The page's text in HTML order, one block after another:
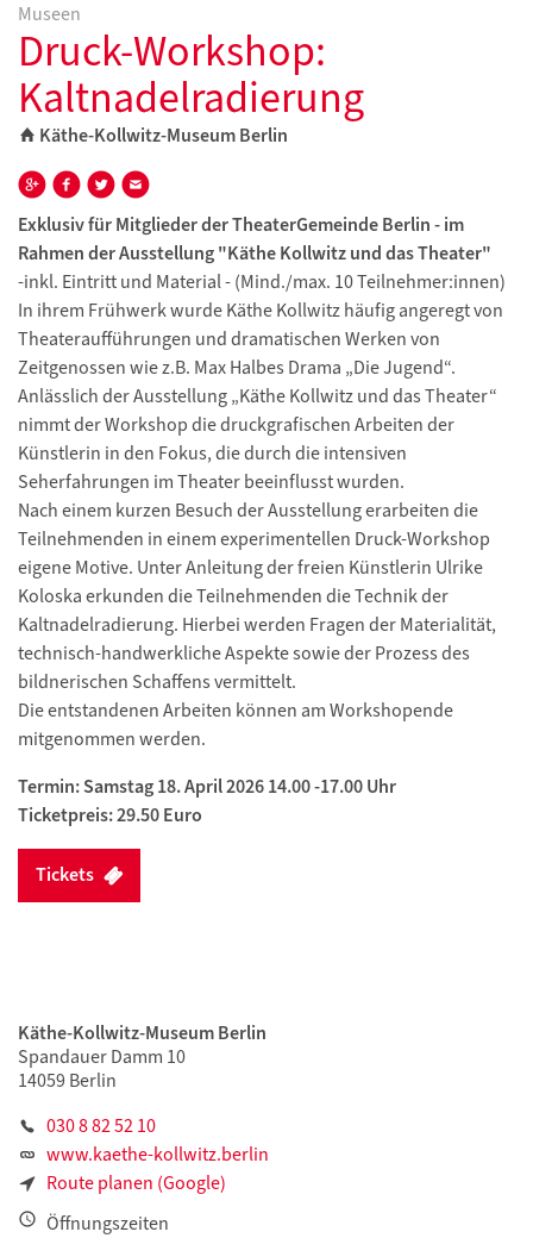
Museen
Druck-Workshop:
Kaltnadelradierung
Käthe-Kollwitz-Museum Berlin
Exklusiv für Mitglieder der TheaterGemeinde Berlin - im
Rahmen der Ausstellung "Käthe Kollwitz und das Theater"
-inkl. Eintritt und Material - (Mind./max. 10 Teilnehmer:innen)
In ihrem Frühwerk wurde Käthe Kollwitz häufig angeregt von
Theateraufführungen und dramatischen Werken von
Zeitgenossen wie z.B. Max Halbes Drama „Die Jugend“.
Anlässlich der Ausstellung „Käthe Kollwitz und das Theater“
nimmt der Workshop die druckgrafischen Arbeiten der
Künstlerin in den Fokus, die durch die intensiven
Seherfahrungen im Theater beeinflusst wurden.
Nach einem kurzen Besuch der Ausstellung erarbeiten die
Teilnehmenden in einem experimentellen Druck-Workshop
eigene Motive. Unter Anleitung der freien Künstlerin Ulrike
Koloska erkunden die Teilnehmenden die Technik der
Kaltnadelradierung. Hierbei werden Fragen der Materialität,
technisch-handwerkliche Aspekte sowie der Prozess des
bildnerischen Schaffens vermittelt.
Die entstandenen Arbeiten können am Workshopende
mitgenommen werden.
Termin: Samstag 18. April 2026 14.00 -17.00 Uhr
Ticketpreis: 29.50 Euro
Tickets
Käthe-Kollwitz-Museum Berlin
Spandauer Damm 10
14059 Berlin
030 8 82 52 10
www.kaethe-kollwitz.berlin
Route planen (Google)
Öffnungszeiten